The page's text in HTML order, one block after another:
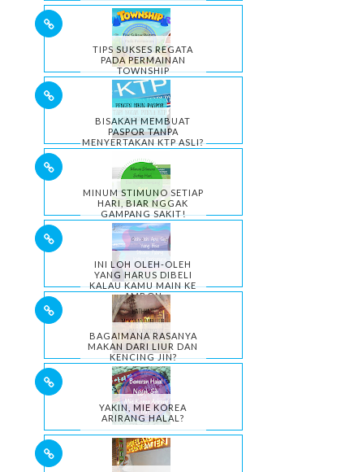
TIPS SUKSES REGATA
PADA PERMAINAN
TOWNSHIP
BISAKAH MEMBUAT
PASPOR TANPA
MENYERTAKAN KTP ASLI?
MINUM STIMUNO SETIAP
HARI, BIAR NGGAK
GAMPANG SAKIT!
INI LOH OLEH-OLEH
YANG HARUS DIBELI
KALAU KAMU MAIN KE
AMBON
BAGAIMANA RASANYA
MAKAN DARI LIUR DAN
KENCING JIN?
YAKIN, MIE KOREA
ARIRANG HALAL?